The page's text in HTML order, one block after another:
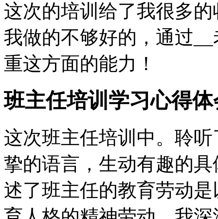
这次的培训给了我很多
我做的不够好的，通过
重这方面的能力！
班主任培训学习心得
这次班主任培训中。聆
挚的语言，生动有趣的
述了班主任的教育劳动